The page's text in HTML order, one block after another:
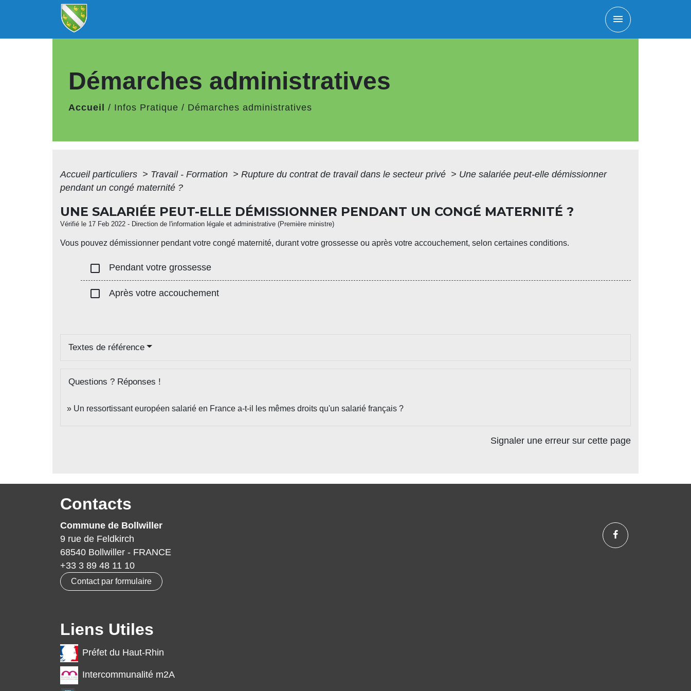
menu
Démarches administratives
Accueil / Infos Pratique / Démarches administratives
Accueil particuliers > Travail - Formation > Rupture du contrat de travail dans le secteur privé > Une salariée peut-elle démissionner
pendant un congé maternité ?
UNE SALARIÉE PEUT-ELLE DÉMISSIONNER PENDANT UN CONGÉ MATERNITÉ ?
Vérifié le 17 Feb 2022 - Direction de l'information légale et administrative (Première ministre)
Vous pouvez démissionner pendant votre congé maternité, durant votre grossesse ou après votre accouchement, selon certaines conditions.
check_box_outline_blank Pendant votre grossesse
check_box_outline_blank Après votre accouchement
Textes de référence
Questions ? Réponses !
Un ressortissant européen salarié en France a-t-il les mêmes droits qu'un salarié français ?
Signaler une erreur sur cette page
Contacts
Commune de Bollwiller
9 rue de Feldkirch
68540 Bollwiller - FRANCE
+33 3 89 48 11 10
Contact par formulaire
Liens Utiles
Préfet du Haut-Rhin
Intercommunalité m2A